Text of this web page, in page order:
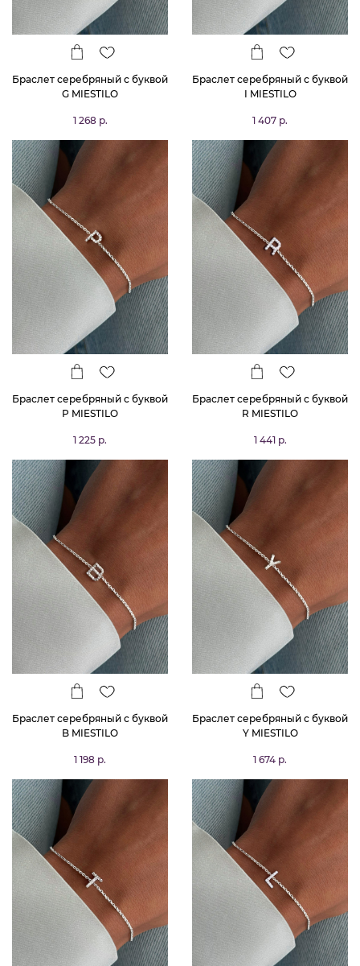
Браслет серебряный с буквой
G MIESTILO
1 268 р.
Браслет серебряный с буквой
I MIESTILO
1 407 р.
Браслет серебряный с буквой
Р MIESTILO
1 225 р.
Браслет серебряный с буквой
R MIESTILO
1 441 р.
Браслет серебряный с буквой
B MIESTILO
1 198 р.
Браслет серебряный с буквой
Y MIESTILO
1 674 р.